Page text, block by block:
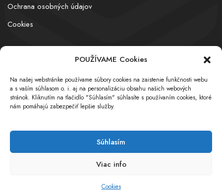
POUŽÍVAME Cookies
Na našej webstránke používame súbory cookies na zaistenie funkčnosti webu
a s vaším súhlasom o. i. aj na personalizáciu obsahu našich webových
stránok. Kliknutím na tlačidlo "Súhlasím" súhlasíte s používaním cookies, ktoré
nám pomáhajú zabezpečiť lepšie služby.
Súhlasím
Viac info
Cookies
Ochrana osobných údajov
Cookies